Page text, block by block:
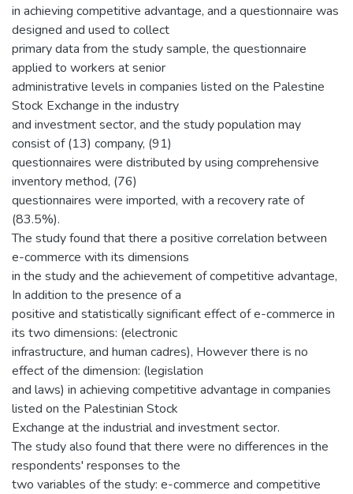
in achieving competitive advantage, and a questionnaire was
designed and used to collect
primary data from the study sample, the questionnaire
applied to workers at senior
administrative levels in companies listed on the Palestine
Stock Exchange in the industry
and investment sector, and the study population may
consist of (13) company, (91)
questionnaires were distributed by using comprehensive
inventory method, (76)
questionnaires were imported, with a recovery rate of
(83.5%).
The study found that there a positive correlation between
e-commerce with its dimensions
in the study and the achievement of competitive advantage,
In addition to the presence of a
positive and statistically significant effect of e-commerce in
its two dimensions: (electronic
infrastructure, and human cadres), However there is no
effect of the dimension: (legislation
and laws) in achieving competitive advantage in companies
listed on the Palestinian Stock
Exchange at the industrial and investment sector.
The study also found that there were no differences in the
respondents' responses to the
two variables of the study: e-commerce and competitive